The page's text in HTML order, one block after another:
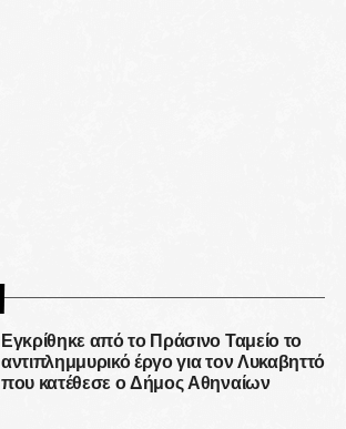
Εγκρίθηκε από το Πράσινο Ταμείο το
αντιπλημμυρικό έργο για τον Λυκαβηττό
που κατέθεσε ο Δήμος Αθηναίων